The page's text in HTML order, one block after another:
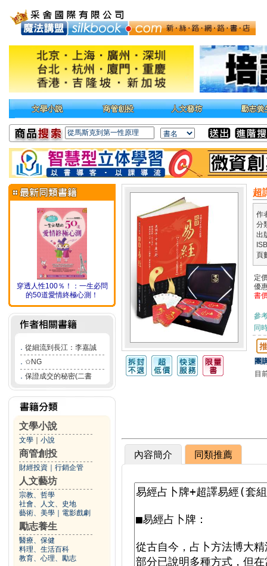
穿透人性100％！：一生必問
的50道愛情終極心測！
． 從細流到長江：李嘉誠
． ✩NG
． 保證成交的秘密(二書
文學小說
文學 小說
商管創投
財經投資 行銷企管
人文藝坊
宗教、哲學
社會、人文、史地
藝術、美學
電影戲劇
勵志養生
醫療、保健
料理、生活百科
教育、心理、勵志
超
作
分
出
頁
定
優
書
參
同
團
目
內容簡介 同類推薦